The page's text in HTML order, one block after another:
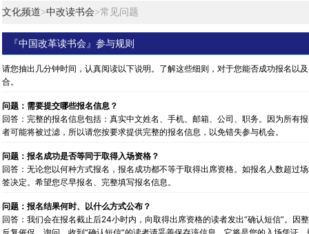
文化频道>中改读书会>常见问题
『中国改革读书会』参与规则
请您抽出几分钟时间，认真阅读以下说明。了解这些细则，对于您能否成功报名以
合。
问题：需要提交哪些报名信息？
回答：完整的报名信息包括：真实中文姓名、手机、邮箱、公司、职务。因为所有
者可能将被过滤，所以请您按要求提供完整的报名信息，以免错失参与机会。
问题：报名成功是否等同于取得入场资格？
回答：无论您以何种方式报名，报名成功都不等于取得出席资格。如报名人数超过
签决定。希望您尽早报名、完整填写报名信息。
问题：报名结果何时、以什么方式公布？
回答：我们会在报名截止后24小时内，向取得出席资格的读者发出“确认短信”。因